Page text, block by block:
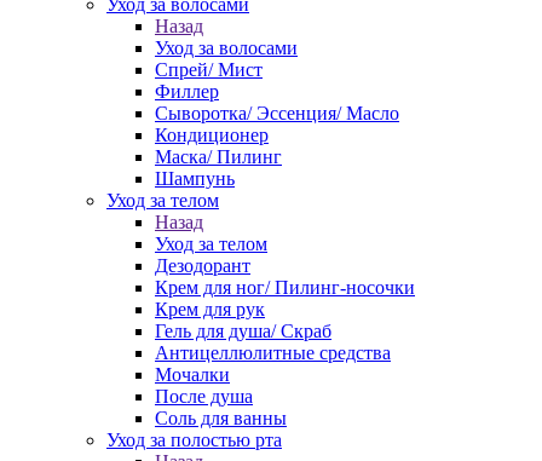
Уход за волосами
Назад
Уход за волосами
Спрей/ Мист
Филлер
Сыворотка/ Эссенция/ Масло
Кондиционер
Маска/ Пилинг
Шампунь
Уход за телом
Назад
Уход за телом
Дезодорант
Крем для ног/ Пилинг-носочки
Крем для рук
Гель для душа/ Скраб
Антицеллюлитные средства
Мочалки
После душа
Соль для ванны
Уход за полостью рта